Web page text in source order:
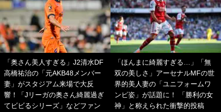
「奥さん美人すぎる」J2清水DF
高橋祐治の「元AKB48メンバー
妻」がスタジアム来場で大反
響！「Jリーガの奥さん綺麗過ぎ
てビビるシリーズ」などファン
「ほんまに綺麗すぎる…」「無
双の美しさ」アーセナルMFの世
界的美人妻の「ユニフォームワ
ンピ姿」が話題に！ 「勝利の女
神」と称えられた衝撃的投稿